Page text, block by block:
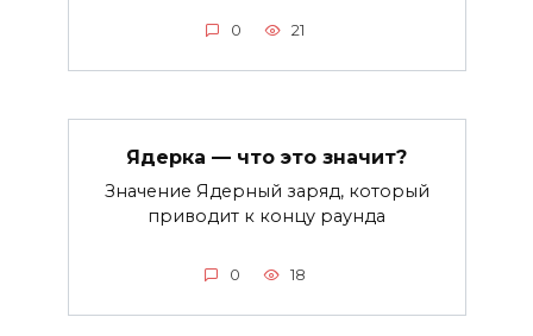
0 21
Ядерка — что это значит?
Значение Ядерный заряд, который
приводит к концу раунда
0 18